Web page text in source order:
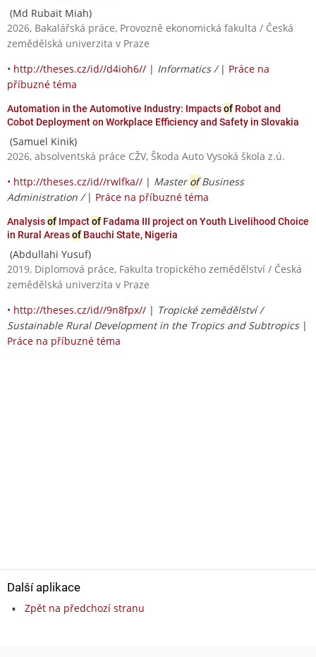
(Md Rubait Miah)
2026, Bakalářská práce, Provozně ekonomická fakulta / Česká
zemědělská univerzita v Praze
• http://theses.cz/id//d4ioh6// | Informatics / | Práce na
příbuzné téma
Automation in the Automotive Industry: Impactsof Robot and
Cobot Deployment on Workplace Efficiency and Safety in Slovakia
(Samuel Kinik)
2026, absolventská práce CŽV, Škoda Auto Vysoká škola z.ú.
• http://theses.cz/id//rwlfka// | MasterofBusiness
Administration / | Práce na příbuzné téma
Analysisof Impactof Fadama III project on Youth Livelihood Choice
in Rural Areasof Bauchi State, Nigeria
(Abdullahi Yusuf)
2019, Diplomová práce, Fakulta tropického zemědělství / Česká
zemědělská univerzita v Praze
• http://theses.cz/id//9n8fpx// | Tropické zemědělství /
Sustainable Rural Development in the Tropics and Subtropics|
Práce na příbuzné téma
Další aplikace
Zpět na předchozí stranu